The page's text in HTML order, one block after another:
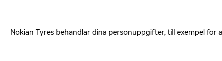
Nokian Tyres behandlar dina personuppgifter, till exempel